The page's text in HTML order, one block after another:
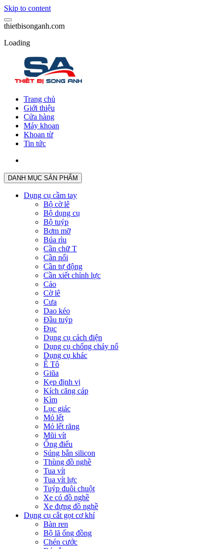
Skip to content
thietbisonganh.com
Loading
Trang chủ
Giới thiệu
Cửa hàng
Máy khoan
Khoan từ
Tin tức
DANH MỤC SẢN PHẨM
Dụng cụ cầm tay
Bộ cờ lê
Bộ dụng cụ
Bộ tuýp
Bơm mỡ
Búa rìu
Cần chữ T
Cần nối
Cần tự động
Cần xiết chỉnh lực
Cảo
Cờ lê
Cưa
Dao kéo
Đầu tuýp
Đục
Dụng cụ cách điện
Dụng cụ chống cháy nổ
Dụng cụ khác
Ê Tô
Giũa
Kẹp định vị
Kích căng cáp
Kìm
Lục giác
Mỏ lết
Mỏ lết răng
Mũi vít
Ống điếu
Súng bắn silicon
Thùng đồ nghề
Tua vít
Tua vít lực
Tuýp đuôi chuột
Xe có đồ nghề
Xe đựng đồ nghề
Dụng cụ cắt gọt cơ khí
Bàn ren
Bộ lã ống đồng
Chén cước